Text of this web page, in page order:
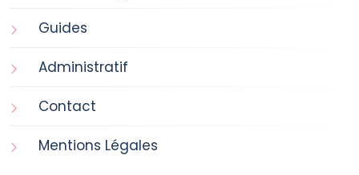
Guides
Administratif
Contact
Mentions Légales